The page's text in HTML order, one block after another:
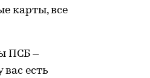
карты, все
ПСБ –
есть